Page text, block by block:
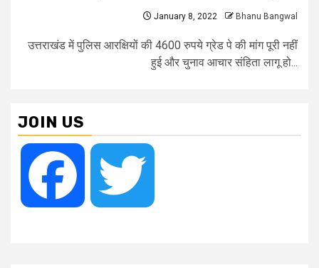
January 8, 2022 Bhanu Bangwal
उत्तराखंड में पुलिस आरक्षियों की 4600 रुपये ग्रेड पे की मांग पूरी नहीं
हुई और चुनाव आचार संहिता लागू हो...
JOIN US
Facebook